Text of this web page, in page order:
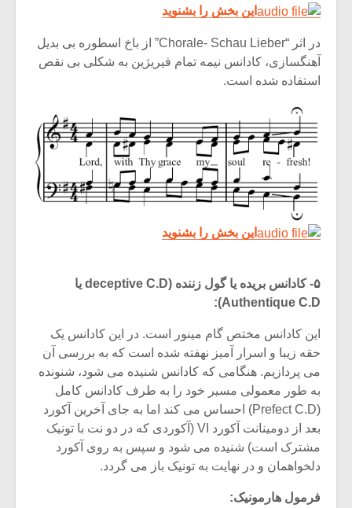
این بخش را بشنوید
در اثر “Chorale- Schau Lieber” از باخ اسطوره بی بدیل
آهنگسازی، کادانس نیمه تمام فیریژین به شکلی بی نقص
استفاده شده است.
این بخش را بشنوید
۵- کادانس بریده یا گول زننده (deceptive C.D یا
Authentique C.D):
این کادانس مختص گام مینور است. در این کادانس یک
حقه زیبا و اسرار آمیز نهفته شده است که به بررسی آن
می پردازیم. هنگامی که کادانس شنیده می شود، شنونده
به طور معمولی مسیر خود را به طرف کادانس کامل
(Prefect C.D) احساس می کند اما به جای آخرین آکورد
بعد از دومینانت آکورد VI (آکوردی که در دو نت با تونیک
مشترک است) شنیده می شود و سپس به روی آکورد
دلخواهمان و در نهایت به تونیک باز می گردد.
فرمول هارمونیک: